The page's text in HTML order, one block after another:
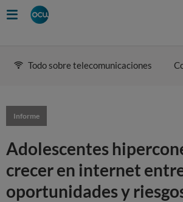
Todo sobre telecomunicaciones
Informe
Adolescentes
crecer en internet
oportunidades y